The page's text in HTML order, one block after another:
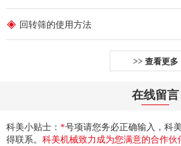
回转筛的使用方法
>> 查看更多
在线留言
科美小贴士： *号项请您务必正确输入，科
得联系。 科美机械致力成为您满意的合作伙